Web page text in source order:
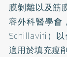
膜剝離以及筋
容外科醫學會
Schillaviti）
適用於填充瘦